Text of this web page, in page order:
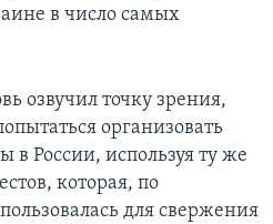
в число самых
озвучил точку зрения,
организовать
в России, используя ту же
которая, по
для свержения